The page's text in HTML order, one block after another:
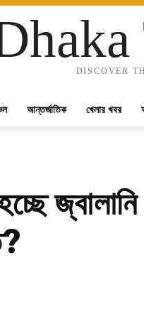
DISCOVER
আন্তর্জাতিক খেলার খবর
জ্বালানি